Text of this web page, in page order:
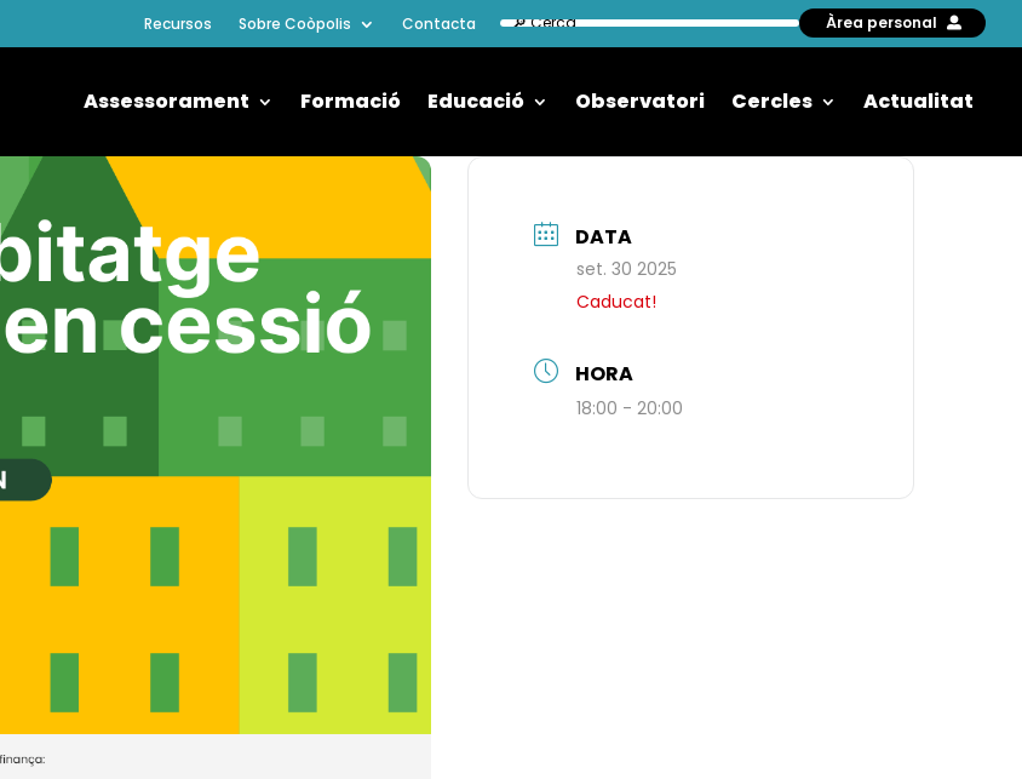
Recursos Sobre Coòpolis Contacta Àrea personal
Assessorament Formació Educació Observatori Cercles Actualitat
DATA
set. 30 2025
Caducat!
HORA
18:00 - 20:00